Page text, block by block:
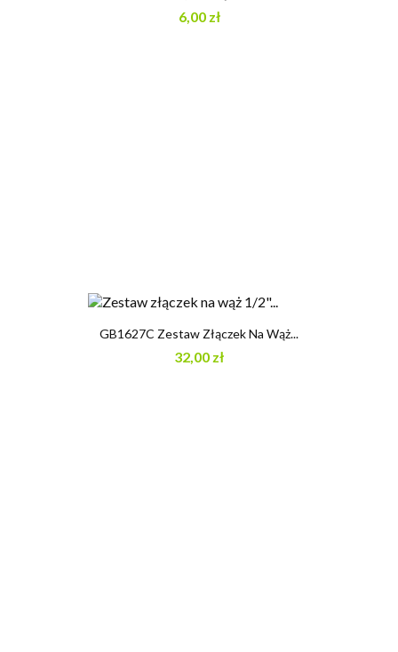
6,00 zł
GB1627C Zestaw Złączek Na Wąż...
32,00 zł